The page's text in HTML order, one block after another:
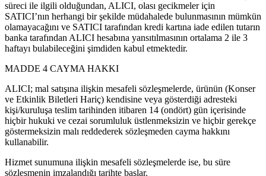
süreci ile ilgili olduğundan, ALICI, olası gecikmeler için
SATICI’nın herhangi bir şekilde müdahalede bulunmasının mümkün
olamayacağını ve SATICI tarafından kredi kartına iade edilen tutarın
banka tarafından ALICI hesabına yansıtılmasının ortalama 2 ile 3
haftayı bulabileceğini şimdiden kabul etmektedir.
MADDE 4 CAYMA HAKKI
ALICI; mal satışına ilişkin mesafeli sözleşmelerde, ürünün (Konser
ve Etkinlik Biletleri Hariç) kendisine veya gösterdiği adresteki
kişi/kuruluşa teslim tarihinden itibaren 14 (ondört) gün içerisinde
hiçbir hukuki ve cezai sorumluluk üstlenmeksizin ve hiçbir gerekçe
göstermeksizin malı reddederek sözleşmeden cayma hakkını
kullanabilir.
Hizmet sunumuna ilişkin mesafeli sözleşmelerde ise, bu süre
sözleşmenin imzalandığı tarihte başlar.